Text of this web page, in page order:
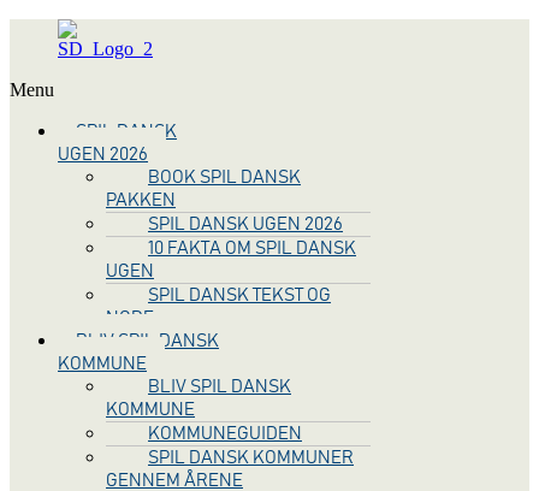
Menu
SPIL DANSK
UGEN 2026
BOOK SPIL DANSK
PAKKEN
SPIL DANSK UGEN 2026
10 FAKTA OM SPIL DANSK
UGEN
SPIL DANSK TEKST OG
NODE
BLIV SPIL DANSK
KOMMUNE
BLIV SPIL DANSK
KOMMUNE
KOMMUNEGUIDEN
SPIL DANSK KOMMUNER
GENNEM ÅRENE